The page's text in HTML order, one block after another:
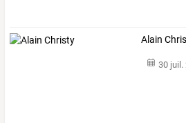
Alain
30 juil.